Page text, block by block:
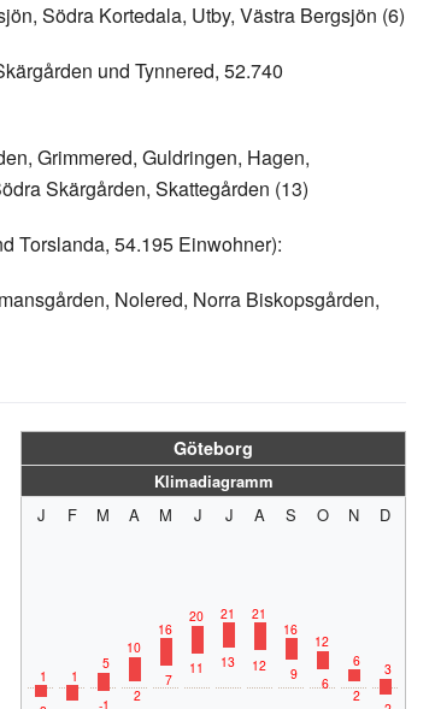
Södra Kortedala, Utby, Västra Bergsjön (6)
und Tynnered, 52.740
Grimmered, Guldringen, Hagen,
Skärgården, Skattegården (13)
Torslanda, 54.195 Einwohner):
Nolered, Norra Biskopsgården,
Göteborg
Klimadiagramm
J
F M A M J J A S O N D
1
1
5
-1
10
2
16
7
20
11
21
13
21
12
16
9
12
6
6
2
3